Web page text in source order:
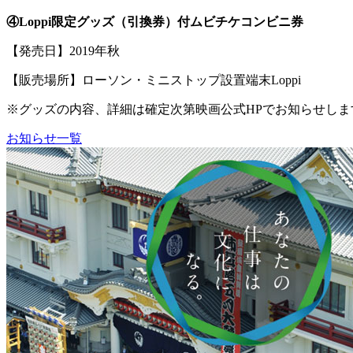
④Loppi限定グッズ（引換券）付ムビチケコンビニ券
【発売日】2019年秋
【販売場所】ローソン・ミニストップ設置端末Loppi
※グッズの内容、詳細は確定次第映画公式HPでお知らせしま
お知らせ一覧